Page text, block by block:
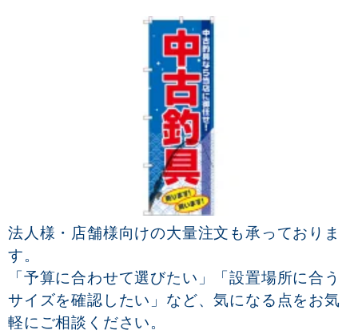
法人様・店舗様向けの大量注文も承っておりま
す。
「予算に合わせて選びたい」「設置場所に合う
サイズを確認したい」など、気になる点をお気
軽にご相談ください。